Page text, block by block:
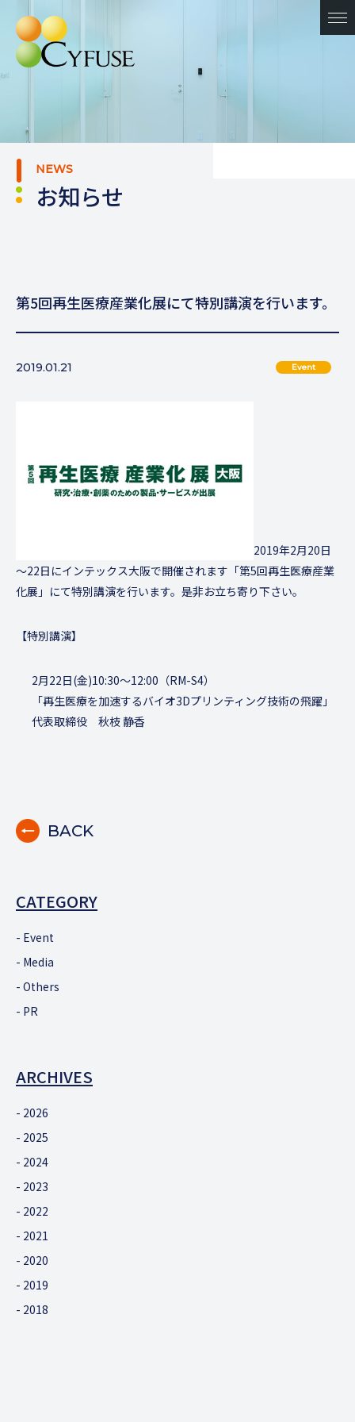
NEWS
お知らせ
第5回再生医療産業化展にて特別講演を行います。
2019.01.21 Event
2019年2月20日
～22日にインテックス大阪で開催されます「第5回再生医療産業
化展」にて特別講演を行います。是非お立ち寄り下さい。
【特別講演】
2月22日(金)10:30～12:00（RM-S4）
「再生医療を加速するバイオ3Dプリンティング技術の飛躍」
代表取締役 秋枝 静香
BACK
CATEGORY
Event
Media
Others
PR
ARCHIVES
2026
2025
2024
2023
2022
2021
2020
2019
2018